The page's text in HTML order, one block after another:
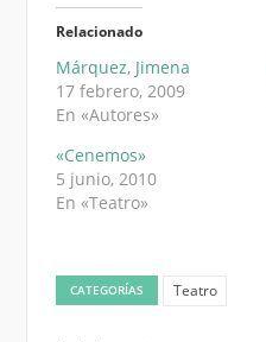
Relacionado
Márquez, Jimena
17 febrero, 2009
En «Autores»
«Cenemos»
5 junio, 2010
En «Teatro»
CATEGORÍAS Teatro